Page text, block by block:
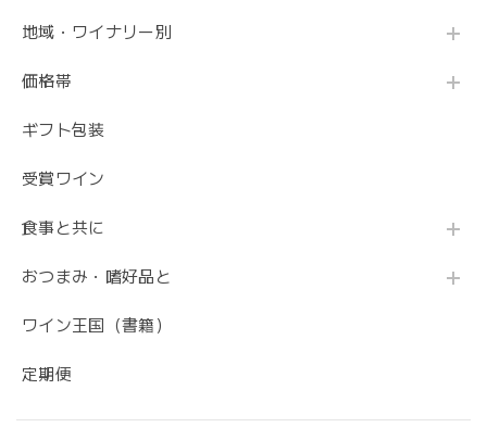
地域・ワイナリー別
価格帯
ギフト包装
受賞ワイン
食事と共に
おつまみ・嗜好品と
ワイン王国（書籍）
定期便